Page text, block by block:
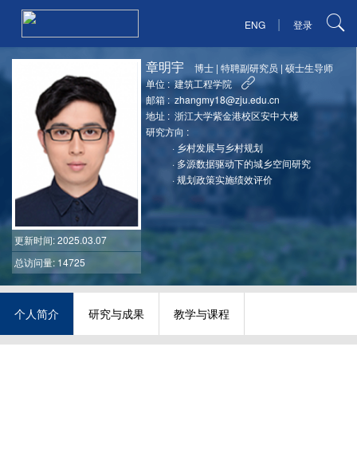
ENG | 登录
更新时间: 2025.03.07
总访问量: 14725
章明宇 博士 |特聘副研究员 |硕士生导师
单位 : 建筑工程学院
邮箱 : zhangmy18@zju.edu.cn
地址 : 浙江大学紫金港校区安中大楼
研究方向 :
· 乡村发展与乡村规划
· 多源数据驱动下的城乡空间研究
·规划政策实施绩效评价
个人简介 研究与成果 教学与课程